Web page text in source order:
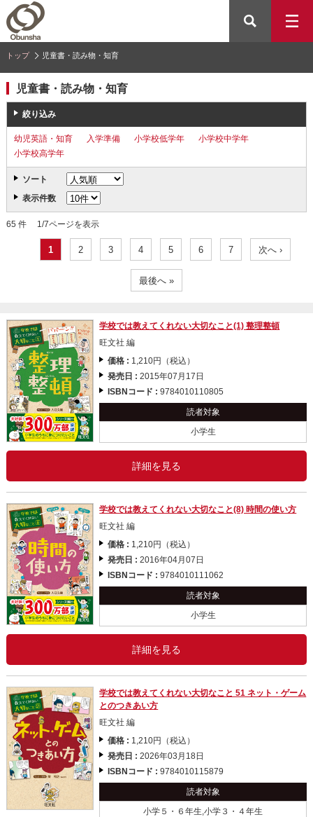
トップ 児童書・読み物・知育
児童書・読み物・知育
絞り込み
幼児英語・知育 入学準備 小学校低学年
小学校中学年
小学校高学年
ソート
表示件数
65 件 1/7ページを表示
1 2 3 4 5 6 7 次へ ›
最後へ »
学校では教えてくれない大切なこと(1) 整理整頓
旺文社 編
価格 : 1,210円（税込）
発売日 :2015年07月17日
ISBNコード :9784010110805
読者対象
小学生
詳細を見る
学校では教えてくれない大切なこと(8) 時間の使い方
旺文社 編
価格 : 1,210円（税込）
発売日 :2016年04月07日
ISBNコード :9784010111062
読者対象
小学生
詳細を見る
学校では教えてくれない大切なこと 51 ネット・ゲーム
とのつきあい方
旺文社 編
価格 : 1,210円（税込）
発売日 :2026年03月18日
ISBNコード :9784010115879
読者対象
小学５・６年生,小学３・４年生